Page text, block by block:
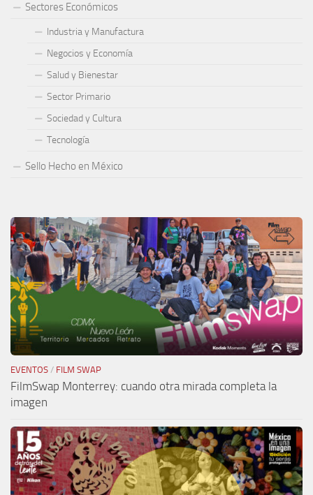
Sectores Económicos
Industria y Manufactura
Negocios y Economía
Salud y Bienestar
Sector Primario
Sociedad y Cultura
Tecnología
Sello Hecho en México
EVENTOS / FILM SWAP
FilmSwap Monterrey: cuando otra mirada completa la
imagen